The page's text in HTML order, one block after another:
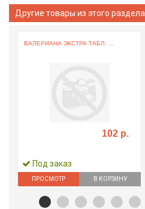
Другие товары из этого раздела
ВАЛЕРИАНА ЭКСТРА ТАБЛ. ...
102 р.
Под заказ
ПРОСМОТР В КОРЗИНУ